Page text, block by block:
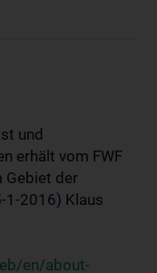
und
erhält vom FWF
Gebiet der
1-2016) Klaus
en/about-